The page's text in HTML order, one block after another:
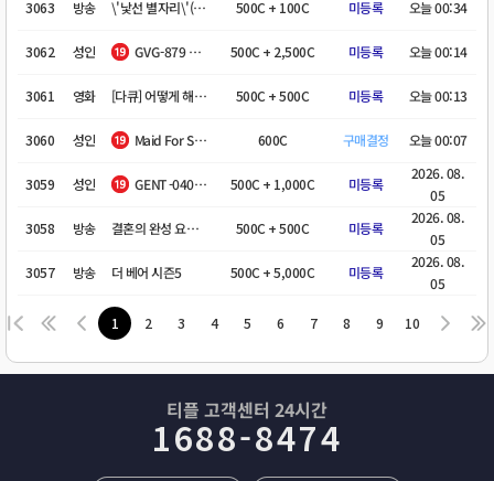
3063 방송 \'낯선 별자리\'(Constellation) 시즌1 500C + 100C 미등록 오늘 00:34
3062 성인 GVG-879 타케우치히토미 500C + 2,500C 미등록 오늘 00:14
3061 영화 [다큐] 어떻게 해야 했을까? 500C + 500C 미등록 오늘 00:13
3060 성인 Maid For Service Raven 요청합니다. 600C 구매결정 오늘 00:07
3059 성인 GENT-040 모파작 부탁드려요 500C + 1,000C 미등록
2026. 08.
05
3058
방송 결혼의 완성 요청합니다. 500C + 500C 미등록
2026. 08.
05
3057
방송 더 베어 시즌5 500C + 5,000C 미등록
2026. 08.
05
1 2 3 4 5 6 7 8 9 10
티플 고객센터 24시간
1688-8474